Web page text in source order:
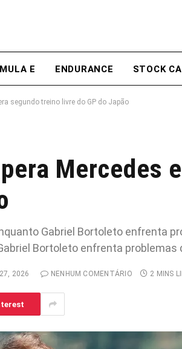
E ENDURANCE STOCK
segundo treino livre do GP do Japão
Mercedes
Gabriel Bortoleto enfrenta
Bortoleto enfrenta problemas
2026 NENHUM COMENTÁRIO 2 MINS